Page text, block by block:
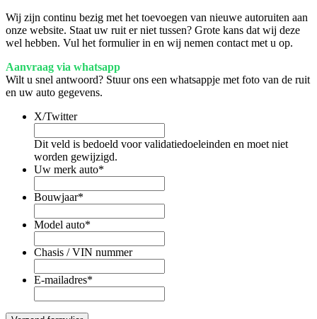
Wij zijn continu bezig met het toevoegen van nieuwe autoruiten aan
onze website. Staat uw ruit er niet tussen? Grote kans dat wij deze
wel hebben. Vul het formulier in en wij nemen contact met u op.
Aanvraag via whatsapp
Wilt u snel antwoord? Stuur ons een whatsappje met foto van de ruit
en uw auto gegevens.
X/Twitter
Dit veld is bedoeld voor validatiedoeleinden en moet niet
worden gewijzigd.
Uw merk auto*
Bouwjaar*
Model auto*
Chasis / VIN nummer
E-mailadres*